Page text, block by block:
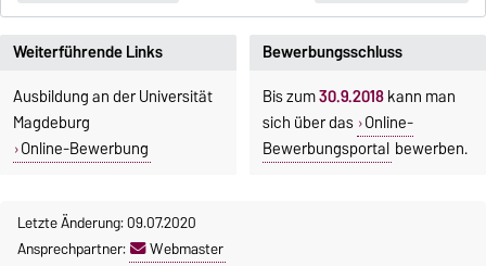
Weiterführende Links
Ausbildung an der Universität
Magdeburg
Online-Bewerbung
Bewerbungsschluss
Bis zum30.9.2018kann man
sich über das Online-
Bewerbungsportal bewerben.
Letzte Änderung: 09.07.2020
Ansprechpartner:
Webmaster